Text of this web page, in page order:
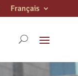
Français